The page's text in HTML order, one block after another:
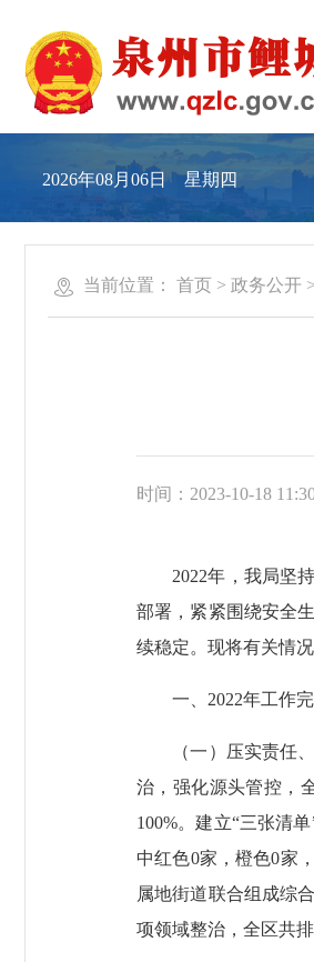
2026年08月06日 星期四
当前位置： 首页 > 政务公开 >
时间：2023-10-18
2022年，我局坚持
部署，紧紧围绕安全
续稳定。现将有关情况
一、2022年工作
（一）压实责任
治，强化源头管控，
100%。建立“三张清
中红色0家，橙色0家
属地街道联合组成综
项领域整治，全区共